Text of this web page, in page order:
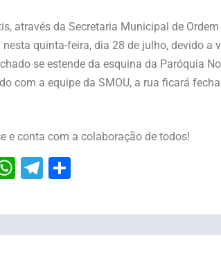
através da Secretaria Municipal de
quinta-feira, dia 28 de julho, devido a
se estende da esquina da Paróquia
com a equipe da SMOU, a rua ficará
e conta com a colaboração de todos!
WhatsApp
Telegram